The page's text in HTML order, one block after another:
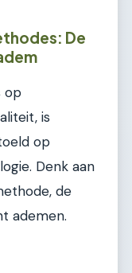
De
op
is
op
Denk aan
de
ademen.